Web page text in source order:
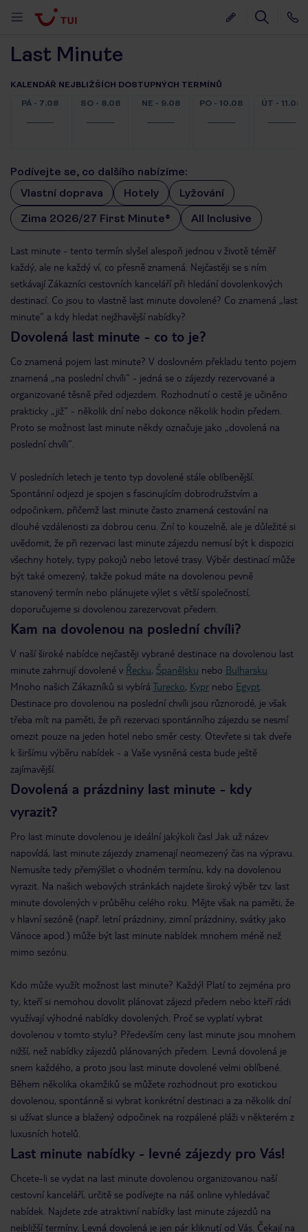
Last Minute
KALENDÁŘ NEJBLIŽŠÍCH DOSTUPNÝCH TERMÍNŮ
PÁ - 7.08
SO - 8.08 NE - 9.08 PO - 10.08 ÚT - 11.08
Podívejte se, co dalšího nabízíme:
Vlastní doprava
Hotely
Lyžování
Zima 2026/27 First Minute®
All Inclusive
Last minute - tento termín slyšel alespoň jednou v životě téměř
každý, ale ne každý ví, co přesně znamená. Nejčastěji se s ním
setkávají Zákazníci cestovních kanceláří při hledání dovolenkových
destinací. Co jsou to vlastně last minute dovolené? Co znamená „last
minute“ a kdy hledat nejžhavější nabídky?
Dovolená last minute - co to je?
Co znamená pojem last minute? V doslovném překladu tento pojem
znamená „na poslední chvíli“ - jedná se o zájezdy rezervované a
organizované těsně před odjezdem. Rozhodnutí o cestě je učiněno
prakticky „již“ - několik dní nebo dokonce několik hodin předem.
Proto se možnost last minute někdy označuje jako „dovolená na
poslední chvíli“.
V posledních letech je tento typ dovolené stále oblíbenější.
Spontánní odjezd je spojen s fascinujícím dobrodružstvím a
odpočinkem, přičemž last minute často znamená cestování na
dlouhé vzdálenosti za dobrou cenu. Zní to kouzelně, ale je důležité si
uvědomit, že při rezervaci last minute zájezdu nemusí být k dispozici
všechny hotely, typy pokojů nebo letové trasy. Výběr destinací může
být také omezený, takže pokud máte na dovolenou pevně
stanovený termín nebo plánujete výlet s větší společností,
doporučujeme si dovolenou zarezervovat předem.
Kam na dovolenou na poslední chvíli?
V naší široké nabídce nejčastěji vybrané destinace na dovolenou last
minute zahrnují dovolené v Řecku, Španělsku nebo Bulharsku
Mnoho našich Zákazníků si vybírá Turecko, Kypr nebo Egypt
Destinace pro dovolenou na poslední chvíli jsou různorodé, je však
třeba mít na paměti, že při rezervaci spontánního zájezdu se nesmí
omezit pouze na jeden hotel nebo směr cesty. Otevřete si tak dveře
k širšímu výběru nabídek - a Vaše vysněná cesta bude ještě
zajímavější.
Dovolená a prázdniny last minute - kdy
vyrazit?
Pro last minute dovolenou je ideální jakýkoli čas! Jak už název
napovídá, last minute zájezdy znamenají neomezený čas na výpravu.
Nemusíte tedy přemýšlet o vhodném termínu, kdy na dovolenou
vyrazit. Na našich webových stránkách najdete široký výběr tzv. last
minute dovolených v průběhu celého roku. Mějte však na paměti, že
v hlavní sezóně (např. letní prázdniny, zimní prázdniny, svátky jako
Vánoce apod.) může být last minute nabídek mnohem méně než
mimo sezónu.
Kdo může využít možnost last minute? Každý! Platí to zejména pro
ty, kteří si nemohou dovolit plánovat zájezd předem nebo kteří rádi
využívají výhodné nabídky dovolených. Proč se vyplatí vybrat
dovolenou v tomto stylu? Především ceny last minute jsou mnohem
nižší, než nabídky zájezdů plánovaných předem. Levná dovolená je
snem každého, a proto jsou last minute dovolené velmi oblíbené.
Během několika okamžiků se můžete rozhodnout pro exotickou
dovolenou, spontánně si vybrat konkrétní destinaci a za několik dní
si užívat slunce a blažený odpočinek na rozpálené pláži v některém z
luxusních hotelů.
Last minute nabídky - levné zájezdy pro Vás!
Chcete-li se vydat na last minute dovolenou organizovanou naší
cestovní kanceláří, určitě se podívejte na náš online vyhledávač
nabídek. Najdete zde atraktivní nabídky last minute zájezdů na
nejbližší termíny. Levná dovolená je jen pár kliknutí od Vás. Čekají na